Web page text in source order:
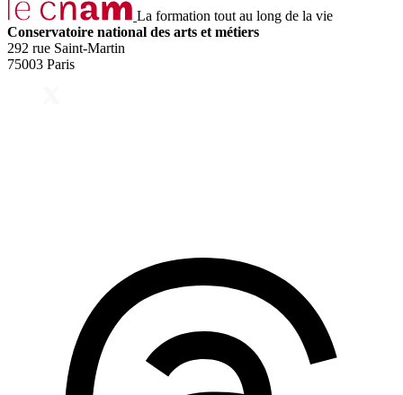
La formation tout au long de la vie
Conservatoire national des arts et métiers
292 rue Saint-Martin
75003 Paris